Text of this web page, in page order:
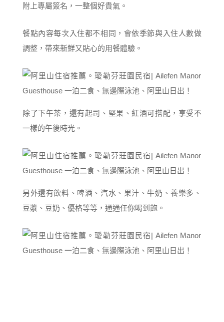
附上專屬簽名，一整個好貴氣。
餐點內容每次入住都不相同，會依季節與入住人數做
調整，帶來新鮮又貼心的用餐體驗。
除了下午茶，還有起司、堅果、紅酒可搭配，享受不
一樣的午後時光。
另外還有飲料、啤酒、汽水、果汁、牛奶、養樂多、
豆漿、豆奶、優格等等，通通任你喝到飽。